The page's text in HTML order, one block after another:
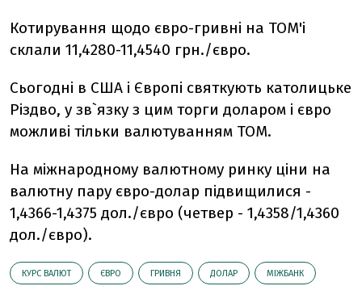
Котирування щодо євро-гривні на ТОМ'і
склали 11,4280-11,4540 грн./євро.
Сьогодні в США і Європі святкують католицьке
Різдво, у зв`язку з цим торги доларом і євро
можливі тільки валютуванням ТОМ.
На міжнародному валютному ринку ціни на
валютну пару євро-долар підвищилися -
1,4366-1,4375 дол./євро (четвер - 1,4358/1,4360
дол./євро).
КУРС ВАЛЮТ ЄВРО ГРИВНЯ ДОЛАР МІЖБАНК